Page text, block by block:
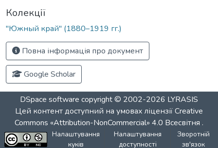
Колекції
"Южный край" (1880–1919 гг.)
Повна інформація про документ
Google Scholar
DSpace software copyright © 2002-2026 LYRASIS
Цей контент доступний на умовах ліцензіїCreative
Commons «Attribution-NonCommercial» 4.0 Всесвітня .
Налаштування
куків
Налаштування
доступності
Зворотній
зв'язок